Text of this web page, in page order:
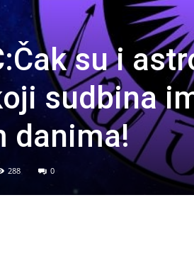
su i
sudbina
danima!
288 0